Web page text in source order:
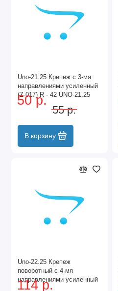
Unо-21.25 Крепеж с 3-мя
направлениями усиленный
(Z-017) R - 42 UNO-21.25
50 р.
55 р.
В корзину
Unо-22.25 Крепеж
поворотный с 4-мя
направлениями усиленный
(Z-018-2)(R43) UNO-22.25
114 р.